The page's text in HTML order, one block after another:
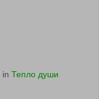
in Тепло души